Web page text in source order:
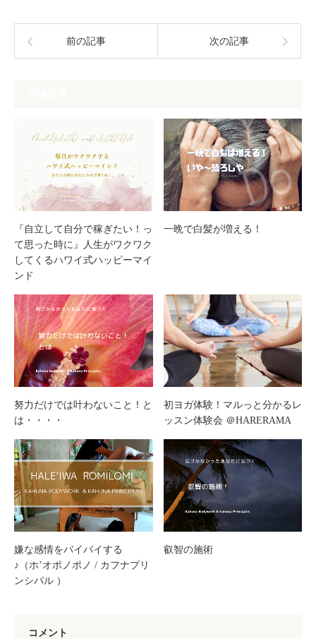
前の記事 次の記事
『自立して自分で稼ぎたい！っ
て思った時に』人生がワクワク
してくるハワイ式ハッピーマイ
ンド
一晩で白髪が増える！
努力だけでは叶わないこと！と
は・・・・
初ヨガ体験！マルっと分かるレ
ッスン体験会 ＠HARERAMA
嫌な感情をバイバイする
♪（ホ’オポノポノ / カフナプリ
ンシパル ）
叡智の施術
コメント